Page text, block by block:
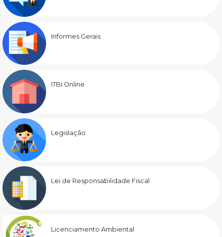
Informes Gerais
ITBI Online
Legislação
Lei de Responsabilidade Fiscal
Licenciamento Ambiental